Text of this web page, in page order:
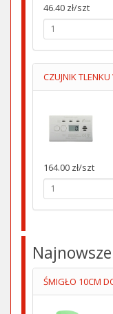
46.40 zł/szt
164.00 zł/szt
ŚMIGŁO 10CM